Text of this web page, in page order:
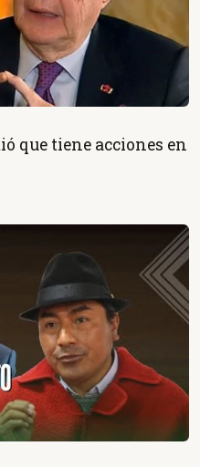
que tiene acciones en